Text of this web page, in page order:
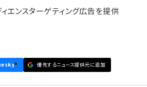
エンスターゲティング広告を提供
優先するニュース提供元に追加